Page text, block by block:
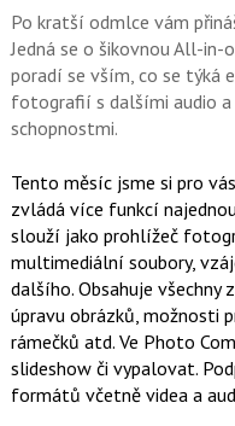
Po kratší odmlce vám
Jedná se o šikovnou All-in-
poradí se vším, co se týká
fotografií s dalšími audio
schopnostmi.
Tento měsíc jsme si pro
zvládá více funkcí
slouží jako prohlížeč
multimediální soubory,
dalšího. Obsahuje všechny
úpravu obrázků, možnosti
rámečků atd. Ve Photo
slideshow či vypalovat.
formátů včetně videa a